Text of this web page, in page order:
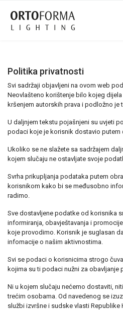
Politika privatnosti
Svi sadržaji objavljeni na ovom web
Neovlašteno korištenje bilo kojeg
kršenjem autorskih prava i podložno je
U daljnjem tekstu pojašnjeni su uvjeti
podaci koje je korisnik dostavio putem
Ukoliko se ne slažete sa sadržajem
kojem slučaju ne ostavljate svoje
Svrha prikupljanja podataka putem
korisnikom kako bi se međusobno
radimo.
Sve dostavljene podatke od korisnika
informiranja, obavještavanja i
koje provodimo. Korisnik je suglasan
infomacije o našim aktivnostima.
Svi se podaci o korisnicima strogo
kojima su ti podaci nužni za obavljanje
Ni u kojem slučaju nećemo dostaviti,
trećim osobama. Od navedenog se
službi izvršne i sudske vlasti Republike